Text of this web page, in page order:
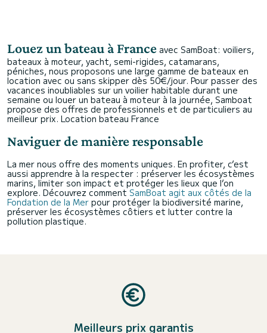
Louez un bateau à France avec SamBoat: voiliers,
bateaux à moteur, yacht, semi-rigides, catamarans,
péniches, nous proposons une large gamme de bateaux en
location avec ou sans skipper dès 50€/jour. Pour passer des
vacances inoubliables sur un voilier habitable durant une
semaine ou louer un bateau à moteur à la journée, Samboat
propose des offres de professionnels et de particuliers au
meilleur prix. Location bateau France
Naviguer de manière responsable
La mer nous offre des moments uniques. En profiter, c’est
aussi apprendre à la respecter : préserver les écosystèmes
marins, limiter son impact et protéger les lieux que l’on
explore. Découvrez comment SamBoat agit aux côtés de la
Fondation de la Mer pour protéger la biodiversité marine,
préserver les écosystèmes côtiers et lutter contre la
pollution plastique.
Meilleurs prix garantis